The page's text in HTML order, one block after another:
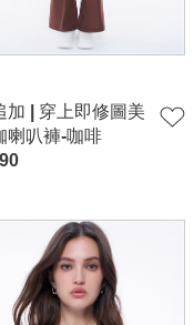
加 | 穿上即修圖美
喇叭褲-咖啡